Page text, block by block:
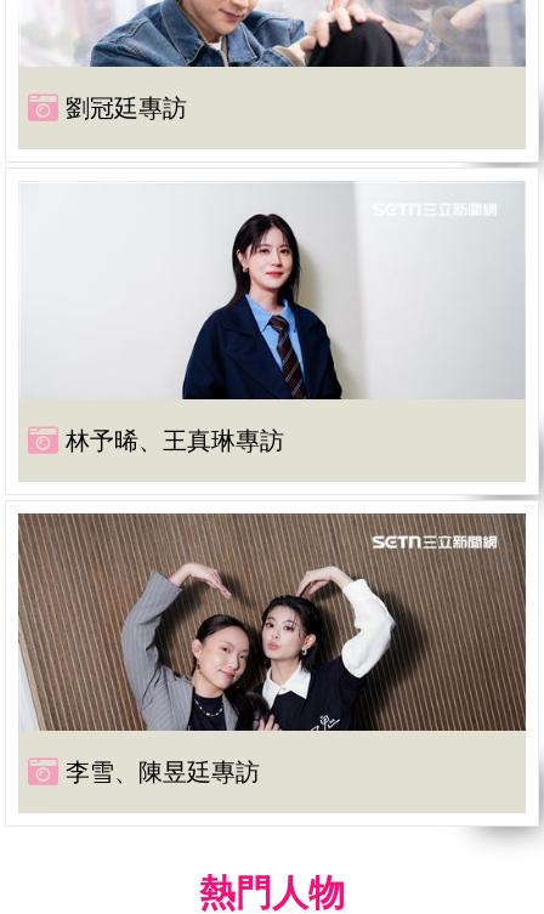
劉冠廷專訪
林予晞、王真琳專訪
李雪、陳昱廷專訪
熱門人物